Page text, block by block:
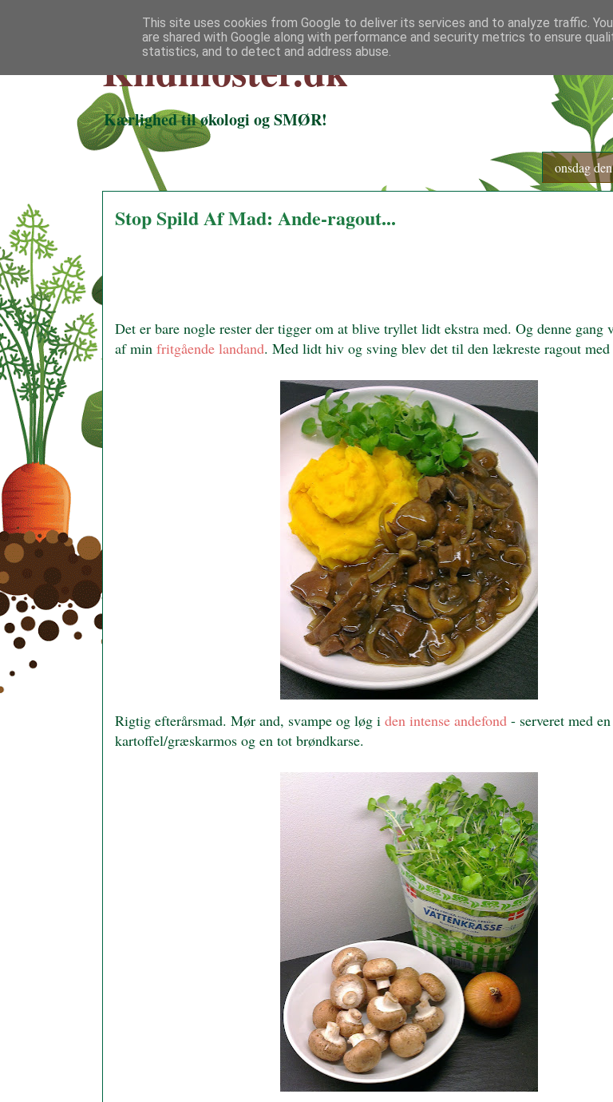
Klidmoster.dk
Kærlighed til økologi og SMØR!
onsdag
Stop Spild Af Mad: Ande-ragout...
Det er bare nogle rester der tigger om at blive tryllet lidt ekstra med. Og denne gang
af min fritgående landand. Med lidt hiv og sving blev det til den lækreste ragout
Rigtig efterårsmad. Mør and, svampe og løg i den intense andefond - serveret med en
kartoffel/græskarmos og en tot brøndkarse.
This site uses cookies from Google to deliver its services and to analyze traffic.
are shared with Google along with performance and security metrics to ensure
statistics, and to detect and address abuse.